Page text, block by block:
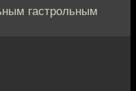
гастрольным